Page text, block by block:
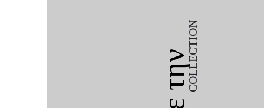
COLLECTION